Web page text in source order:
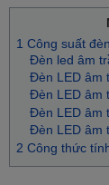
1 Công suất
Đèn led âm
Đèn LED âm
Đèn LED âm
Đèn LED âm
Đèn LED âm
2 Công thức